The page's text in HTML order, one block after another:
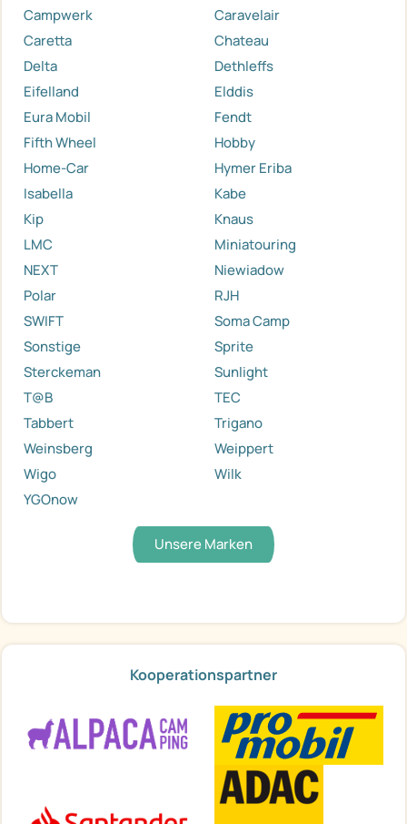
Campwerk
Caravelair
Caretta
Chateau
Delta
Dethleffs
Eifelland
Elddis
Eura Mobil
Fendt
Fifth Wheel
Hobby
Home-Car
Hymer Eriba
Isabella
Kabe
Kip
Knaus
LMC
Miniatouring
NEXT
Niewiadow
Polar
RJH
SWIFT
Soma Camp
Sonstige
Sprite
Sterckeman
Sunlight
T@B
TEC
Tabbert
Trigano
Weinsberg
Weippert
Wigo
Wilk
YGOnow
Unsere Marken
Kooperationspartner